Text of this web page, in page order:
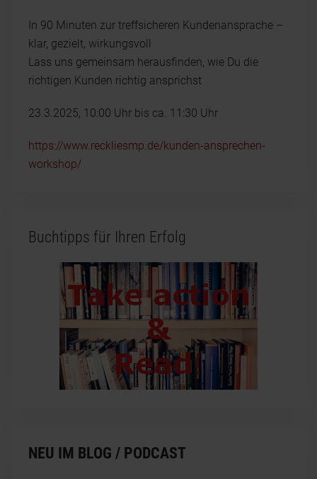
In 90 Minuten zur treffsicheren Kundenansprache –
klar, gezielt, wirkungsvoll
Lass uns gemeinsam herausfinden, wie Du die
richtigen Kunden richtig ansprichst
23.3.2025, 10:00 Uhr bis ca. 11:30 Uhr
https://www.reckliesmp.de/kunden-ansprechen-
workshop/
Buchtipps für Ihren Erfolg
NEU IM BLOG / PODCAST